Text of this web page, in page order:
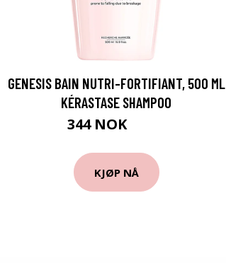
GENESIS BAIN NUTRI-FORTIFIANT, 500 ML
KÉRASTASE SHAMPOO
344 NOK
KJØP NÅ